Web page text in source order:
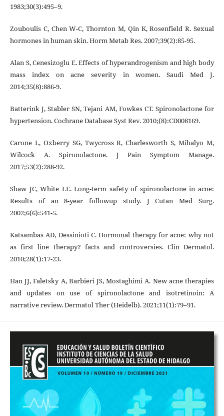
1983;30(3):495–9.
Zouboulis C, Chen W-C, Thornton M, Qin K, Rosenfield R. Sexual
hormones in human skin. Horm Metab Res. 2007;39(2):85-95.
Alan S, Cenesizoglu E. Effects of hyperandrogenism and high body
mass index on acne severity in women. Saudi Med J.
2014;35(8):886-9.
Batterink J, Stabler SN, Tejani AM, Fowkes CT. Spironolactone for
hypertension. Cochrane Database Syst Rev. 2010;(8):CD008169.
Carone L, Oxberry SG, Twycross R, Charlesworth S, Mihalyo M,
Wilcock A. Spironolactone. J Pain Symptom Manage.
2017;53(2):288-92.
Shaw JC, White LE. Long-term safety of spironolactone in acne:
Results of an 8-year followup study. J Cutan Med Surg.
2002;6(6):541-5.
Katsambas AD, Dessinioti C. Hormonal therapy for acne: why not
as first line therapy? facts and controversies. Clin Dermatol.
2010;28(1):17-23.
Han JJ, Faletsky A, Barbieri JS, Mostaghimi A. New acne therapies
and updates on use of spironolactone and isotretinoin: A
narrative review. Dermatol Ther (Heidelb). 2021;11(1):79–91.